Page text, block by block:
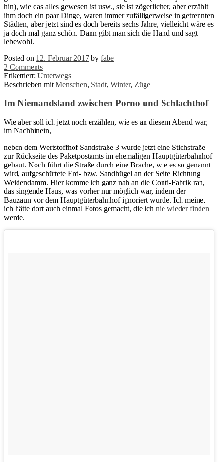
hin), wie das alles gewesen ist usw., sie ist zögerlicher, aber erzählt
ihm doch ein paar Dinge, waren immer zufälligerweise in getrennten
Städten, aber jetzt sind es doch bereits sechs Jahre, vielleicht wäre es
ja doch mal ganz schön. Dann gibt man sich die Hand und sagt
lebewohl.
Posted on 12. Februar 2017 by fabe
2 Comments
Etikettiert: Unterwegs
Beschrieben mit Menschen, Stadt, Winter, Züge
Im Niemandsland zwischen Porno und Schlachthof
Wie aber soll ich jetzt noch erzählen, wie es an diesem Abend war,
im Nachhinein,
neben dem Wertstoffhof Sandstraße 3 wurde jetzt eine Stichstraße
zur Rückseite des Paketpostamts im ehemaligen Hauptgüterbahnhof
gebaut. Noch führt die Straße durch eine Brache, wie es so genannt
wird, aufgeschüttete Erd- bzw. Sandhügel an der Seite Richtung
Weidendamm. Hier komme ich ganz nah an die Conti-Fabrik ran,
das singende Haus, was vorher nur möglich war, indem der
Bauzaun vor dem Hauptgüterbahnhof ignoriert wurde. Ich meine,
ich hätte dort auch einmal Fotos gemacht, die ich nie wieder finden
werde.